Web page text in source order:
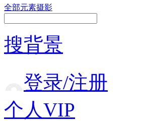
全部元素摄影
搜背景
登录/注册
个人VIP